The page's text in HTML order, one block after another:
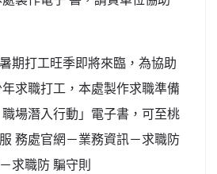
科桃園第一
期打工旺季即將來臨，為協助
求職打工，本處製作求職準備
場潛入行動」電子書，可至桃
務處官網－業務資訊－求職防
求職防 騙守則